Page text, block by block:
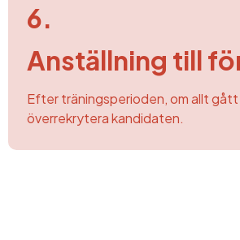
6.
Anställning till
Efter träningsperioden, om allt gått
överrekrytera kandidaten.